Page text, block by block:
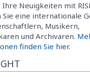
Ihre Neuigkeiten mit
eine internationale
Musikern,
und Archivaren.
finden Sie hier.